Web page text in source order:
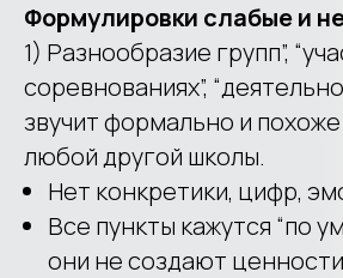
Формулировки слабые и
1) Разнообразие групп”,
соревнованиях”,
звучит формально и
любой другой школы.
Нет конкретики, цифр,
Все пункты кажутся “по
они не создают